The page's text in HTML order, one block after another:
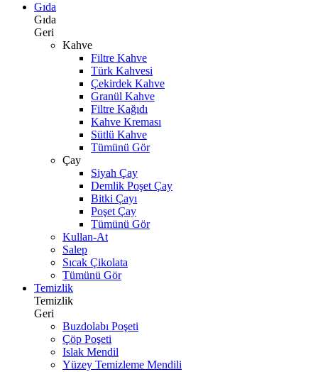
Gıda
Gıda
Geri
Kahve
Filtre Kahve
Türk Kahvesi
Çekirdek Kahve
Granül Kahve
Filtre Kağıdı
Kahve Kreması
Sütlü Kahve
Tümünü Gör
Çay
Siyah Çay
Demlik Poşet Çay
Bitki Çayı
Poşet Çay
Tümünü Gör
Kullan-At
Salep
Sıcak Çikolata
Tümünü Gör
Temizlik
Temizlik
Geri
Buzdolabı Poşeti
Çöp Poşeti
Islak Mendil
Yüzey Temizleme Mendili